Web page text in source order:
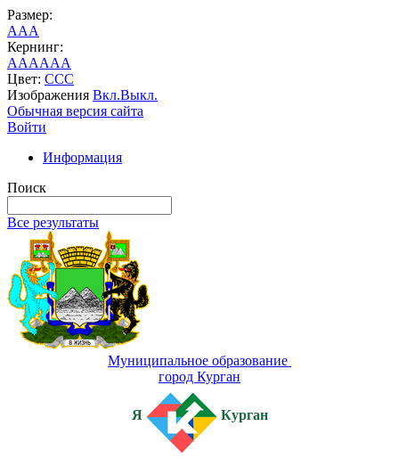
Размер:
AAA
Кернинг:
AAAAAA
Цвет: CCC
Изображения Вкл.Выкл.
Обычная версия сайта
Войти
Информация
Поиск
Все результаты
Муниципальное образование
город Курган
Я Курган